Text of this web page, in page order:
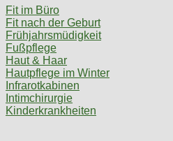
Fit im Büro
Fit nach der Geburt
Frühjahrsmüdigkeit
Fußpflege
Haut & Haar
Hautpflege im Winter
Infrarotkabinen
Intimchirurgie
Kinderkrankheiten